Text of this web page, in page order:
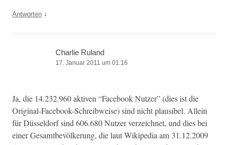
Antworten ↓
Charlie Ruland
17. Januar 2011 um 01:16
Ja, die 14.232.960 aktiv­en “Face­book Nutzer” (dies ist die
Orig­i­nal-Face­book-Schreib­weise) sind nicht plau­si­bel. Allein
für Düs­sel­dorf sind 606.680 Nutzer verze­ich­net, und dies bei
ein­er Gesamt­bevölkerung, die laut Wikipedia am 31.12.2009